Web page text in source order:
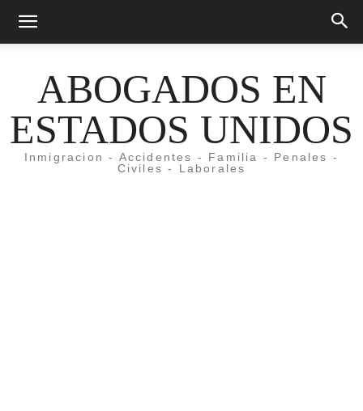
ABOGADOS EN
ESTADOS UNIDOS
Inmigracion - Accidentes - Familia - Penales -
Civiles - Laborales